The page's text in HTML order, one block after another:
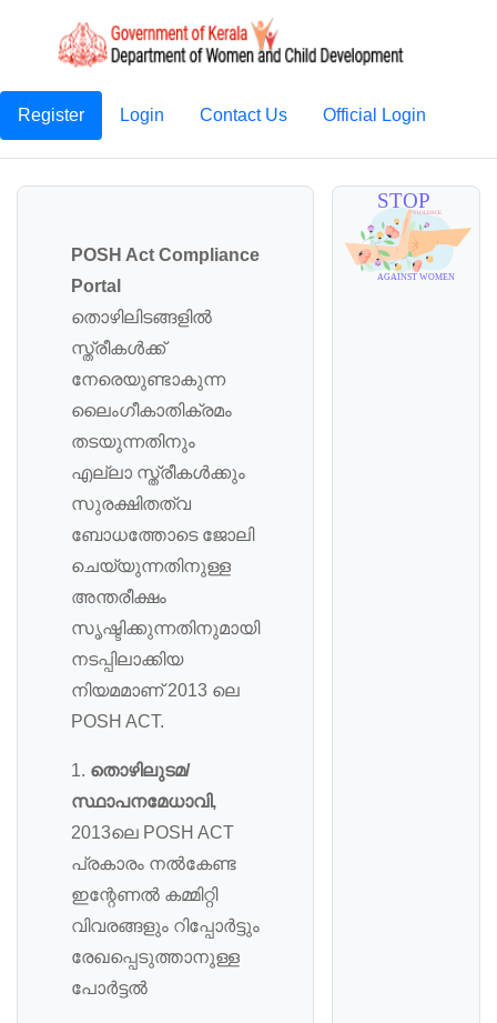
Register Login Contact Us Official Login
POSH Act Compliance
Portal
തൊഴിലിടങ്ങളിൽ
സ്ത്രീകൾക്ക്
നേരെയുണ്ടാകുന്ന
ലൈംഗീകാതിക്രമം
തടയുന്നതിനും
എല്ലാ സ്ത്രീകൾക്കും
സുരക്ഷിതത്വ
ബോധത്തോടെ ജോലി
ചെയ്യുന്നതിനുള്ള
അന്തരീക്ഷം
സൃഷ്ടിക്കുന്നതിനുമായി
നടപ്പിലാക്കിയ
നിയമമാണ് 2013 ലെ
POSH ACT.
1. തൊഴിലുടമ/
സ്ഥാപനമേധാവി,
2013ലെ POSH ACT
പ്രകാരം നല്‍കേണ്ട
ഇന്റേണല്‍ കമ്മിറ്റി
വിവരങ്ങളും റിപ്പോർട്ടും
രേഖപ്പെടുത്താനുള്ള
പോർട്ടല്‍